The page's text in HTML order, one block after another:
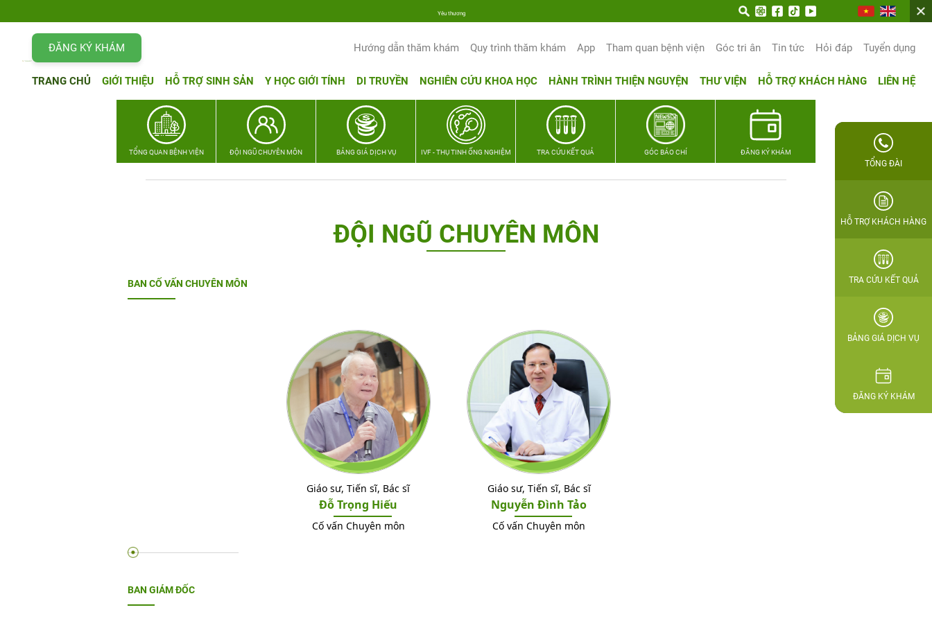
Yêu thương Lan tỏa – Trao hy vọng, vun trọn hạnh phúc gia đình Quân nhân
ĐĂNG KÝ KHÁM Hướng dẫn thăm khám Quy trình thăm khám App Tham quan bệnh viện Góc tri ân Tin tức Hỏi đáp Tuyển dụng
TRANG CHỦ GIỚI THIỆU HỖ TRỢ SINH SẢN Y HỌC GIỚI TÍNH DI TRUYỀN NGHIÊN CỨU KHOA HỌC HÀNH TRÌNH THIỆN NGUYỆN THƯ VIỆN HỖ TRỢ KHÁCH HÀNG LIÊN HỆ
TỔNG QUAN BỆNH VIỆN ĐỘI NGŨ CHUYÊN MÔN BẢNG GIÁ DỊCH VỤ IVF - THỤ TINH ỐNG NGHIỆM TRA CỨU KẾT QUẢ GÓC BÁO CHÍ ĐĂNG KÝ KHÁM
ĐỘI NGŨ CHUYÊN MÔN
BAN CỐ VẤN CHUYÊN MÔN
Giáo sư, Tiến sĩ, Bác sĩ
Đỗ Trọng Hiếu
Cố vấn Chuyên môn
Giáo sư, Tiến sĩ, Bác sĩ
Nguyễn Đình Tảo
Cố vấn Chuyên môn
BAN GIÁM ĐỐC
TỔNG ĐÀI
HỖ TRỢ KHÁCH HÀNG
TRA CỨU KẾT QUẢ
BẢNG GIÁ DỊCH VỤ
ĐĂNG KÝ KHÁM